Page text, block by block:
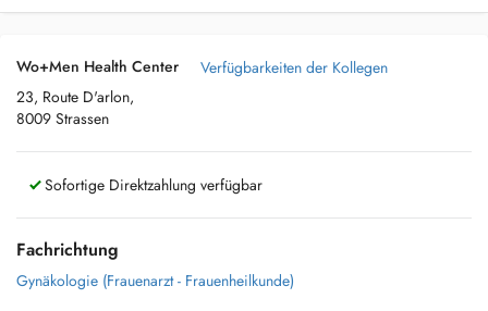
Wo+Men Health Center
23, Route D'arlon,
8009 Strassen
Verfügbarkeiten der Kollegen
Sofortige Direktzahlung verfügbar
Fachrichtung
Gynäkologie (Frauenarzt - Frauenheilkunde)